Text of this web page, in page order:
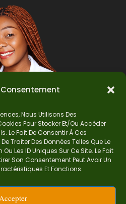
Consentement
Nous Utilisons Des
Pour Stocker Et/ou Accéder
Le Fait De Consentir À Ces
Traiter Des Données Telles Que Le
Les ID Uniques Sur Ce Site. Le Fait
Son Consentement Peut Avoir Un
Et Fonctions.
Accepter
une enseignante certifiée
mathématiques,
t’aider à comprendre,